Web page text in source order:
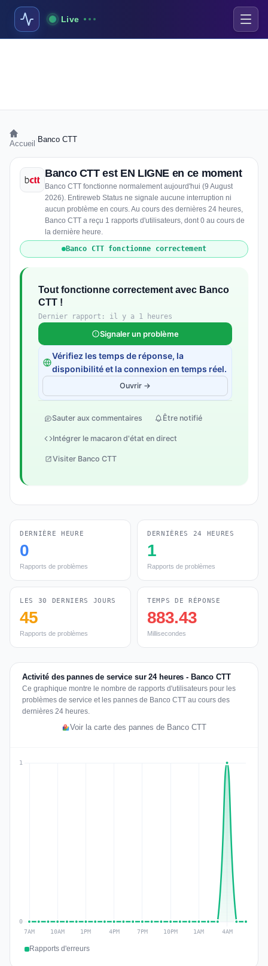
Live
Accueil Banco CTT
Banco CTT est EN LIGNE en ce moment
Banco CTT fonctionne normalement aujourd'hui (9 August
2026). Entireweb Status ne signale aucune interruption ni
aucun problème en cours. Au cours des dernières 24 heures,
Banco CTT a reçu 1 rapports d'utilisateurs, dont 0 au cours de
la dernière heure.
Banco CTT fonctionne correctement
Tout fonctionne correctement avec Banco
CTT !
Dernier rapport: il y a 1 heures
Signaler un problème
Vérifiez les temps de réponse, la
disponibilité et la connexion en temps réel.
Ouvrir →
Sauter aux commentaires Être notifié
Intégrer le macaron d'état en direct
Visiter Banco CTT
DERNIÈRE HEURE
0
Rapports de problèmes
DERNIÈRES 24 HEURES
1
Rapports de problèmes
LES 30 DERNIERS JOURS
45
Rapports de problèmes
TEMPS DE RÉPONSE
883.43
Millisecondes
Activité des pannes de service sur 24 heures - Banco CTT
Ce graphique montre le nombre de rapports d'utilisateurs pour les
problèmes de service et les pannes de Banco CTT au cours des
dernières 24 heures.
Voir la carte des pannes de Banco CTT
Rapports d'erreurs